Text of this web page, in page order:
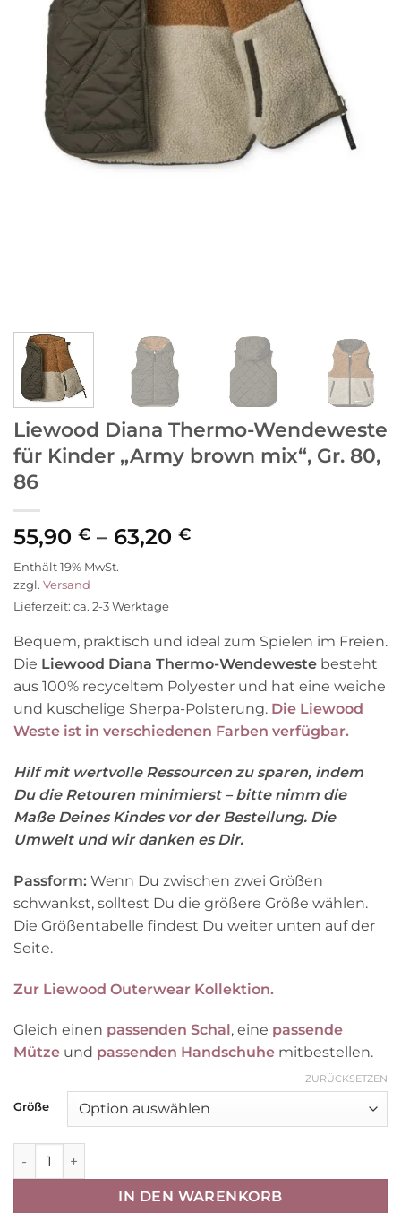
Liewood Diana Thermo-Wendeweste
für Kinder „Army brown mix“, Gr. 80,
86
55,90 € – 63,20 €Preisspanne:
Enthält 19% MwSt.
zzgl. Versand
Lieferzeit: ca. 2-3 Werktage
Bequem, praktisch und ideal zum Spielen im Freien.
Die Liewood Diana Thermo-Wendeweste besteht
aus 100% recyceltem Polyester und hat eine weiche
und kuschelige Sherpa-Polsterung. Die Liewood
Weste ist in verschiedenen Farben verfügbar.
Hilf mit wertvolle Ressourcen zu sparen, indem
Du die Retouren minimierst – bitte nimm die
Maße Deines Kindes vor der Bestellung. Die
Umwelt und wir danken es Dir.
Passform: Wenn Du zwischen zwei Größen
schwankst, solltest Du die größere Größe wählen.
Die Größentabelle findest Du weiter unten auf der
Seite.
Zur Liewood Outerwear Kollektion.
Gleich einen passenden Schal , eine passende
Mütze und passenden Handschuhe mitbestellen.
Größe
ZURÜCKSETZEN
Liewood Diana Thermo-Wendeweste für Kinder „Army
IN DEN WARENKORB